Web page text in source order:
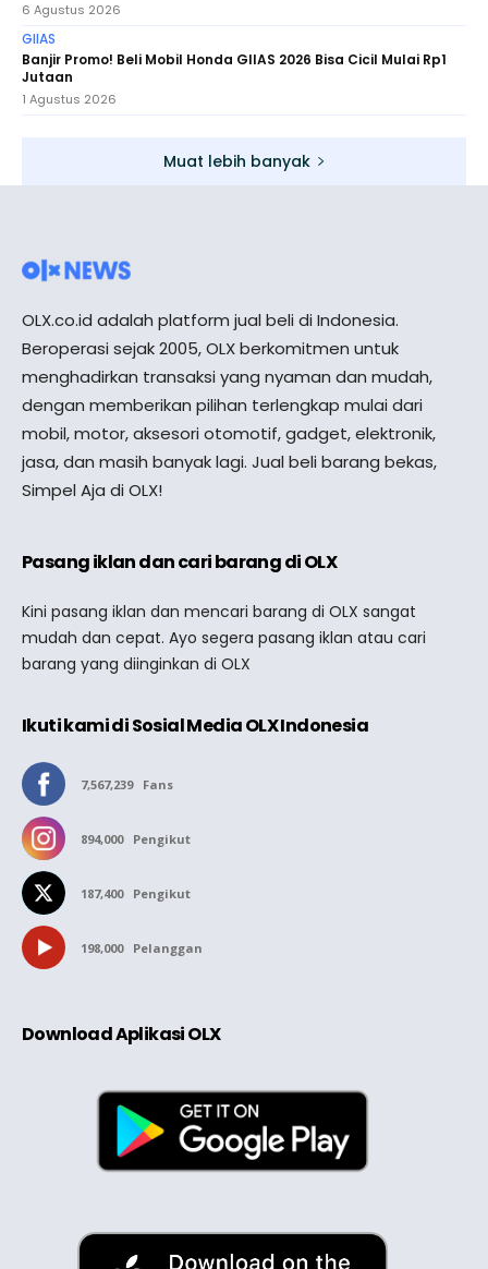
6 Agustus 2026
GIIAS
Banjir Promo! Beli Mobil Honda GIIAS 2026 Bisa Cicil Mulai Rp1
Jutaan
1 Agustus 2026
Muat lebih banyak
OLX.co.id adalah platform jual beli di Indonesia.
Beroperasi sejak 2005, OLX berkomitmen untuk
menghadirkan transaksi yang nyaman dan mudah,
dengan memberikan pilihan terlengkap mulai dari
mobil, motor, aksesori otomotif, gadget, elektronik,
jasa, dan masih banyak lagi. Jual beli barang bekas,
Simpel Aja di OLX!
Pasang iklan dan cari barang di OLX
Kini pasang iklan dan mencari barang di OLX sangat
mudah dan cepat. Ayo segera pasang iklan atau cari
barang yang diinginkan di OLX
Ikuti kami di Sosial Media OLX Indonesia
7,567,239 Fans
894,000 Pengikut
187,400 Pengikut
198,000 Pelanggan
Download Aplikasi OLX